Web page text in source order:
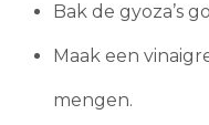
Bak de gyoza’s
Maak een
mengen.